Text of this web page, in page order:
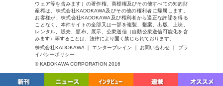
ウェア等を含みます）の著作権、商標権及びその他すべての知的財
産権は、株式会社KADOKAWA及びその他の権利者に帰属します。
お客様が、株式会社KADOKAWA及び権利者から適正な許諾を得る
ことなく、本件サイトの全部又は一部を複製、翻案、出版、上映、
レンタル、販売、頒布、展示、公衆送信（自動公衆送信可能化を含
みます）等することは、法律により固く禁じられております。
株式会社KADOKAWA ｜ エンターブレイン ｜ お問い合わせ ｜ プラ
イバシーポリシー
© KADOKAWA CORPORATION 2016